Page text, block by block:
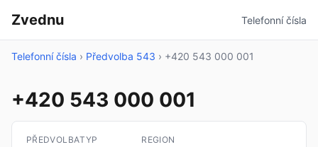
Zvednu Telefonní čísla
Telefonní čísla › Předvolba 543 › +420 543 000 001
+420 543 000 001
PŘEDVOLBATYP REGION